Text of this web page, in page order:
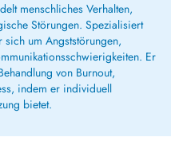
menschliches Verhalten,
Störungen. Spezialisiert
um Angststörungen,
Er
von Burnout,
indem er individuell
bietet.